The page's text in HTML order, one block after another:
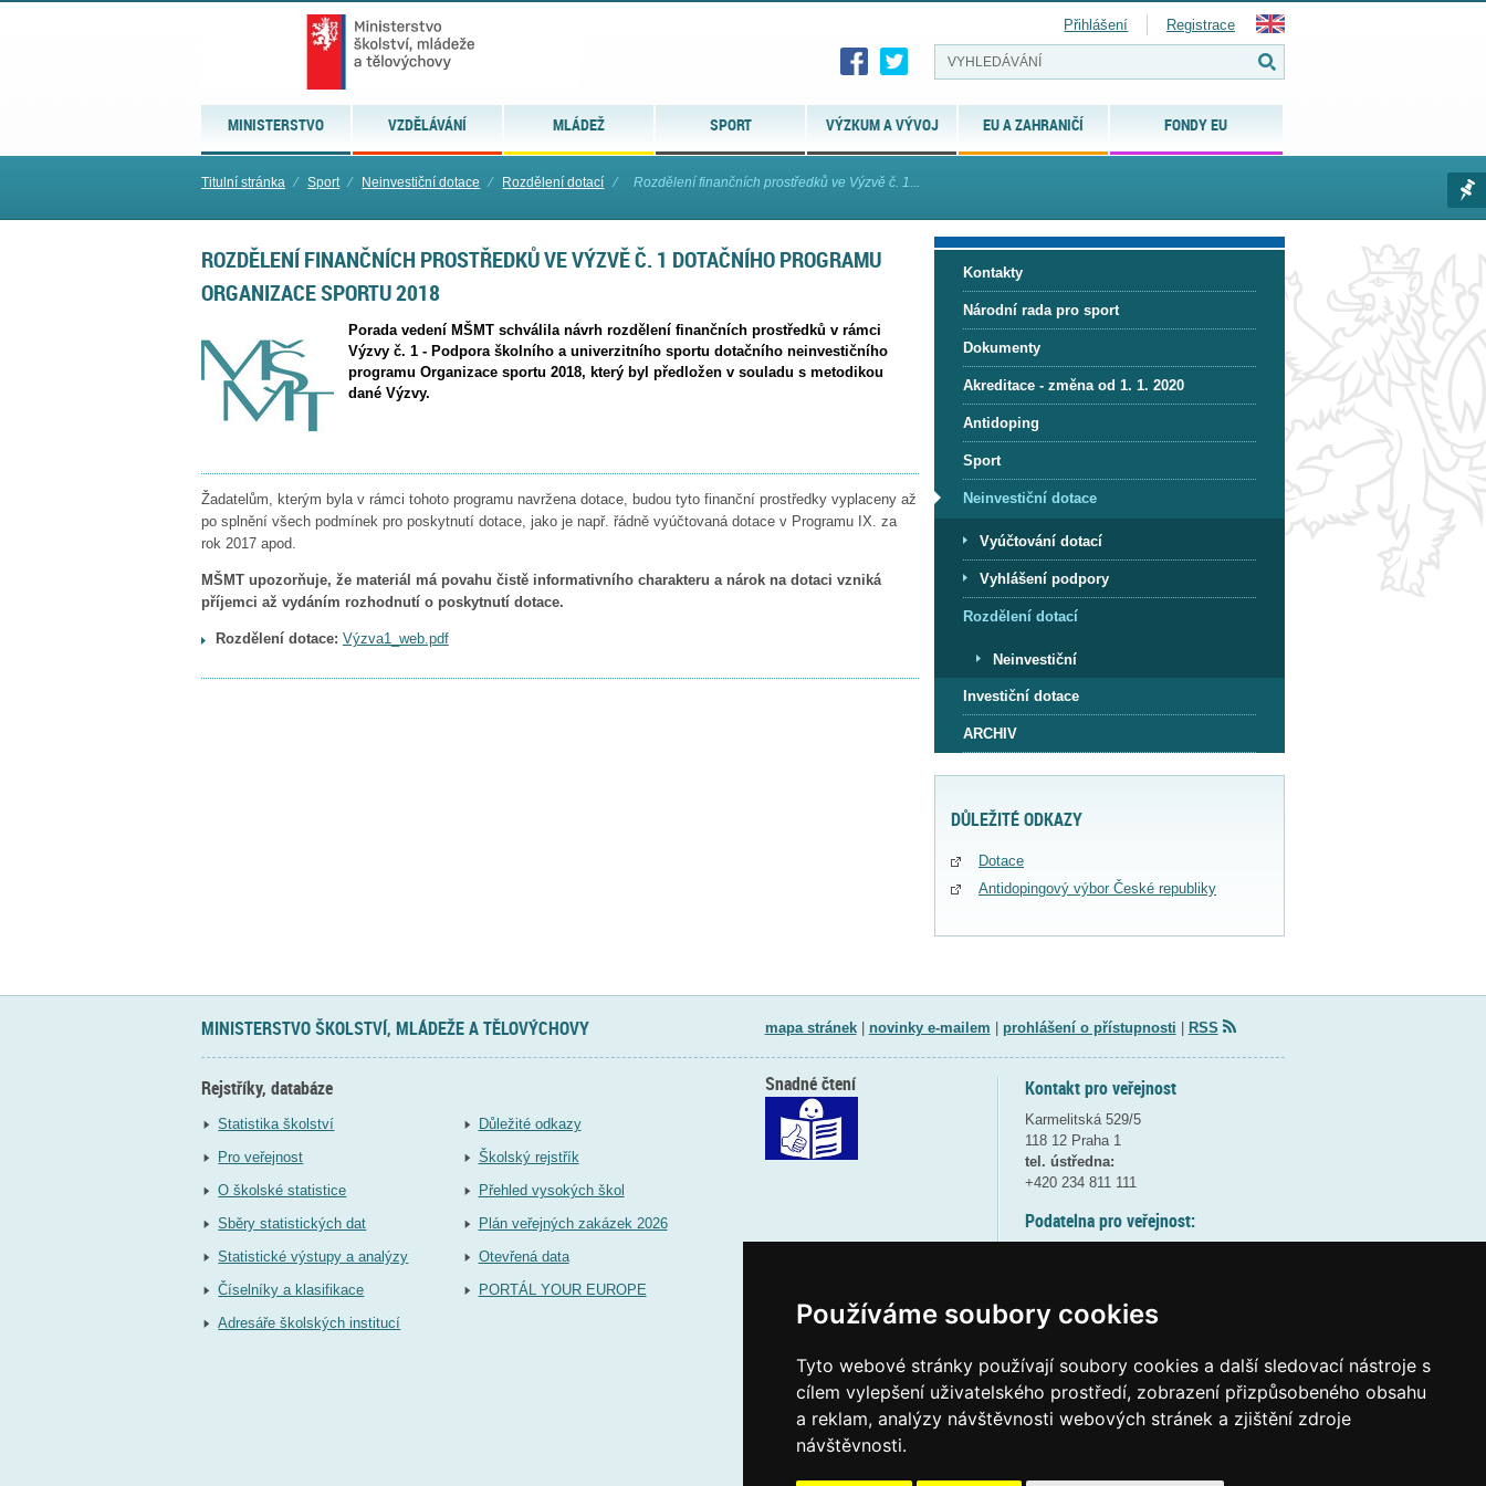
Používáme soubory cookies
Tyto webové stránky používají soubory cookies a další sledovací nástroje s
cílem vylepšení uživatelského prostředí, zobrazení přizpůsobeného obsahu
a reklam, analýzy návštěvnosti webových stránek a zjištění zdroje
návštěvnosti.
MINISTERSTVO VZDĚLÁVÁNÍ MLÁDEŽ SPORT VÝZKUM A VÝVOJ EU A ZAHRANIČÍ FONDY EU
Přihlášení Registrace
Titulní stránka ⁄ Sport ⁄ Neinvestiční dotace ⁄ Rozdělení dotací ⁄ Rozdělení finančních prostředků ve Výzvě č. 1...
ROZDĚLENÍ FINANČNÍCH PROSTŘEDKŮ VE VÝZVĚ Č. 1 DOTAČNÍHO PROGRAMU
ORGANIZACE SPORTU 2018
Porada vedení MŠMT schválila návrh rozdělení finančních prostředků v rámci
Výzvy č. 1 - Podpora školního a univerzitního sportu dotačního neinvestičního
programu Organizace sportu 2018, který byl předložen v souladu s metodikou
dané Výzvy.
Žadatelům, kterým byla v rámci tohoto programu navržena dotace, budou tyto finanční prostředky vyplaceny až
po splnění všech podmínek pro poskytnutí dotace, jako je např. řádně vyúčtovaná dotace v Programu IX. za
rok 2017 apod.
MŠMT upozorňuje, že materiál má povahu čistě informativního charakteru a nárok na dotaci vzniká
příjemci až vydáním rozhodnutí o poskytnutí dotace.
Rozdělení dotace: Výzva1_web.pdf
Kontakty
Národní rada pro sport
Dokumenty
Akreditace - změna od 1. 1. 2020
Antidoping
Sport
Neinvestiční dotace
Vyúčtování dotací
Vyhlášení podpory
Rozdělení dotací
Neinvestiční
Investiční dotace
ARCHIV
DŮLEŽITÉ ODKAZY
Dotace
Antidopingový výbor České republiky
MINISTERSTVO ŠKOLSTVÍ, MLÁDEŽE A TĚLOVÝCHOVY mapa stránek| novinky e-mailem prohlášení o přístupnosti RSS
Rejstříky, databáze
Statistika školství
Pro veřejnost
O školské statistice
Sběry statistických dat
Statistické výstupy a analýzy
Číselníky a klasifikace
Adresáře školských institucí
Důležité odkazy
Školský rejstřík
Přehled vysokých škol
Plán veřejných zakázek 2026
Otevřená data
PORTÁL YOUR EUROPE
Kontakt pro veřejnost
Karmelitská 529/5
118 12 Praha 1
tel. ústředna:
+420 234 811 111
Podatelna pro veřejnost:
(více informací
Elektronická podatelna:
posta@msmt.gov.cz
Snadné čtení